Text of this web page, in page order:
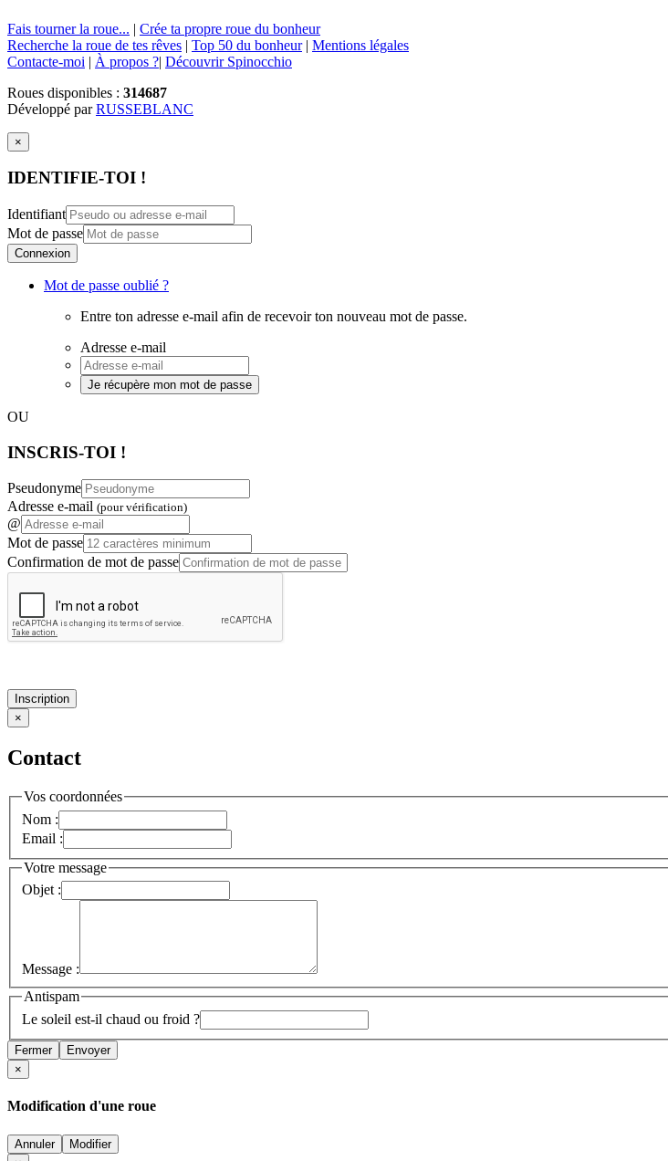
Fais tourner la roue... | Crée ta propre roue du bonheur
Recherche la roue de tes rêves | Top 50 du bonheur| Mentions légales
Contacte-moi | À propos ?| Découvrir Spinocchio
Roues disponibles : 314687
Développé parRUSSEBLANC
×
IDENTIFIE-TOI !
Identifiant
Mot de passe
Connexion
Mot de passe oublié ?
Entre ton adresse e-mail afin de recevoir ton nouveau mot de passe.
Adresse e-mail
Je récupère mon mot de passe
OU
INSCRIS-TOI !
Pseudonyme
Adresse e-mail (pour vérification)
@
Mot de passe
Confirmation de mot de passe
Inscription
×
Contact
Vos coordonnées
Nom :
Email :
Votre message
Objet :
Message :
Antispam
Le soleil est-il chaud ou froid ?
Fermer
Envoyer
×
Modification d'une roue
Annuler
Modifier